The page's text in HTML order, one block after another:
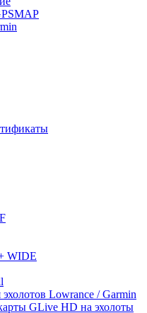
WIDE
Lowrance / Garmin
GLive HD на эхолоты